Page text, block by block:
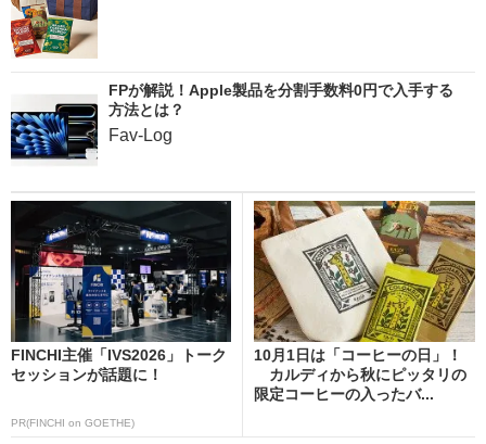
FPが解説！Apple製品を分割手数料0円で入手する
方法とは？
Fav-Log
FINCHI主催「IVS2026」トーク
セッションが話題に！
PR(FINCHI on GOETHE)
10月1日は「コーヒーの日」！
カルディから秋にピッタリの
限定コーヒーの入ったバ...